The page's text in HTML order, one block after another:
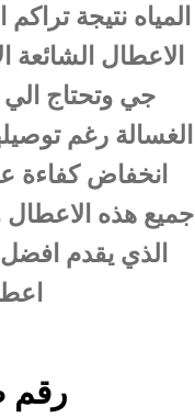
المياه نتيجة
الاعطال
جي وتحتاج
الغسالة رغم
انخفاض كفاءة
جميع هذه
الذي يقدم
رقم